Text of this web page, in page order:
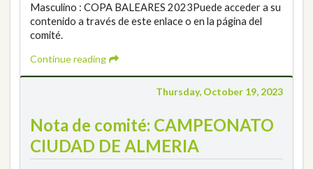
Masculino : COPA BALEARES 2023Puede acceder a su
contenido a través de este enlace o en la página del
comité.
Continue reading
Thursday, October 19, 2023
Nota de comité: CAMPEONATO
CIUDAD DE ALMERIA